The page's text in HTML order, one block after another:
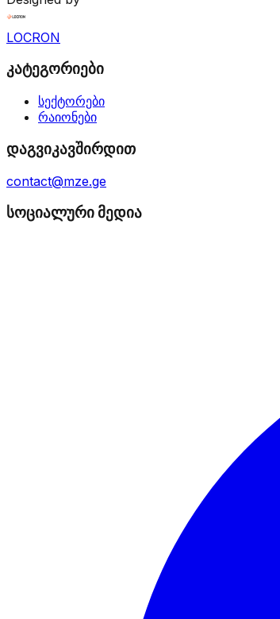
LOCRON
კატეგორიები
სექტორები
რაიონები
დაგვიკავშირდით
contact@mze.ge
სოციალური მედია